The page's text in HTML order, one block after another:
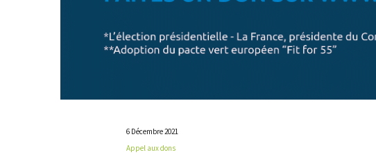
6 Décembre 2021
Appel aux dons